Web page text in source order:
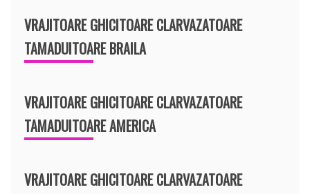
VRAJITOARE GHICITOARE CLARVAZATOARE
TAMADUITOARE BRAILA
VRAJITOARE GHICITOARE CLARVAZATOARE
TAMADUITOARE AMERICA
VRAJITOARE GHICITOARE CLARVAZATOARE